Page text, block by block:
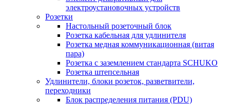
электроустановочных устройств
Розетки
Настольный розеточный блок
Розетка кабельная для удлинителя
Розетка медная коммуникационная (витая
пара)
Розетка с заземлением стандарта SCHUKO
Розетка штепсельная
Удлинители, блоки розеток, разветвители,
переходники
Блок распределения питания (PDU)